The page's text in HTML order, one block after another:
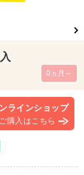
0ヵ月～
ラインショップ
ご購入はこちら